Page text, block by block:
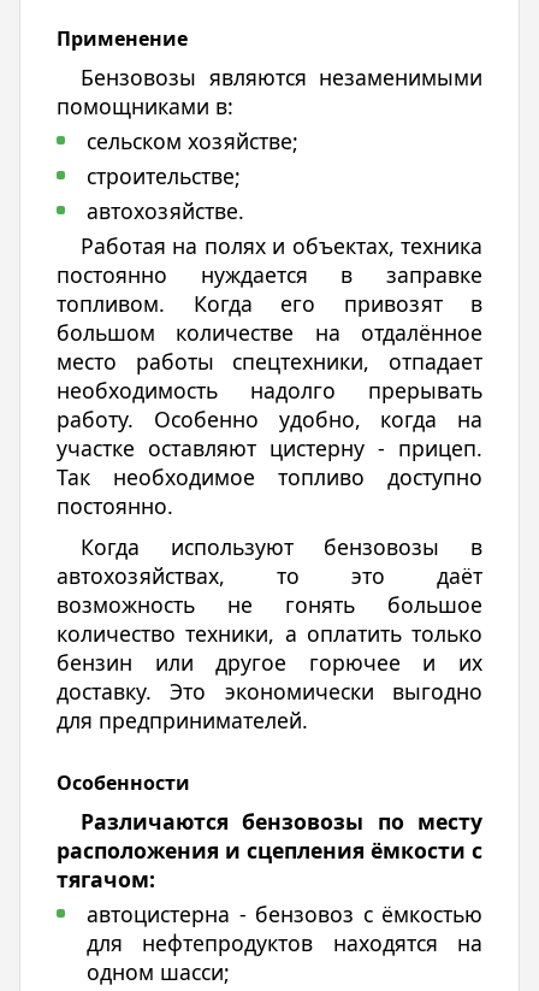
Применение
Бензовозы являются незаменимыми
помощниками в:
сельском хозяйстве;
строительстве;
автохозяйстве.
Работая на полях и объектах, техника
постоянно нуждается в заправке
топливом. Когда его привозят в
большом количестве на отдалённое
место работы спецтехники, отпадает
необходимость надолго прерывать
работу. Особенно удобно, когда на
участке оставляют цистерну - прицеп.
Так необходимое топливо доступно
постоянно.
Когда используют бензовозы в
автохозяйствах, то это даёт
возможность не гонять большое
количество техники, а оплатить только
бензин или другое горючее и их
доставку. Это экономически выгодно
для предпринимателей.
Особенности
Различаются бензовозы по месту
расположения и сцепления ёмкости с
тягачом:
автоцистерна - бензовоз с ёмкостью
для нефтепродуктов находятся на
одном шасси;